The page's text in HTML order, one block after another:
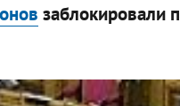
заблокировали